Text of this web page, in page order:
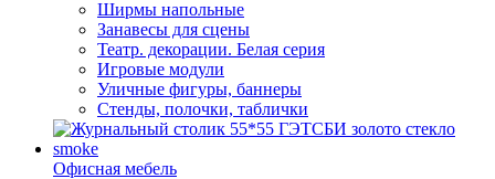
Ширмы напольные
Занавесы для сцены
Театр. декорации. Белая серия
Игровые модули
Уличные фигуры, баннеры
Стенды, полочки, таблички
Офисная мебель